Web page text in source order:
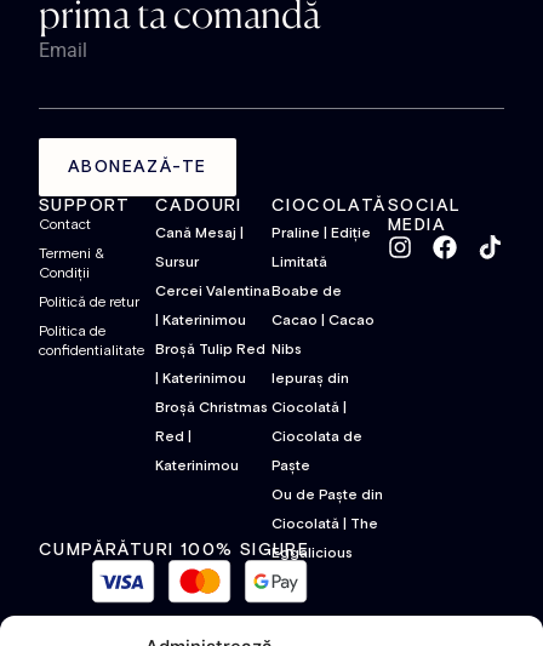
prima ta comandă
Email
ABONEAZĂ-TE
SUPPORT
Contact
Termeni &
Condiții
Politică de retur
Politica de
confidentialitate
CADOURI
Cană Mesaj |
Sursur
Cercei Valentina
| Katerinimou
Broșă Tulip Red
| Katerinimou
Broșă Christmas
Red |
Katerinimou
CIOCOLATĂ
Praline | Ediție
Limitată
Boabe de
Cacao | Cacao
Nibs
Iepuraș din
Ciocolată |
Ciocolata de
Paște
Ou de Paște din
Ciocolată | The
Eggalicious
SOCIAL
MEDIA
CUMPĂRĂTURI 100% SIGURE